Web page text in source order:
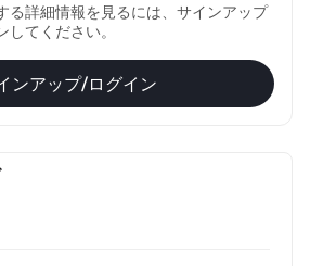
る詳細情報を見るには、サインアップ
てください。
ンアップ/ログイン